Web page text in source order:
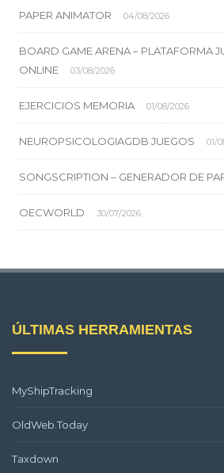
PAPER ANIMATOR 04/08/2026
BOARD GAME ARENA – PLATAFORMA
ONLINE
03/08/2026
EJERCICIOS MEMORIA 01/08/2026
NEUROPSICOLOGIAGDB JUEGOS 01/
SONGSCRIPTION – GENERADOR DE
OECWORLD 30/07/2026
ÚLTIMAS HERRAMIENTAS
MyShipTracking
OldWeb.Today
Taxdown